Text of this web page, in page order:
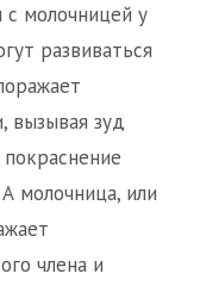
молочницей у
развиваться
вызывая зуд
молочница, или
члена и